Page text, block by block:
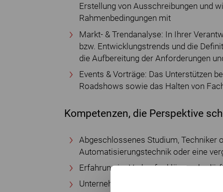
Erstellung von Ausschreibungen und
Rahmenbedingungen mit
Markt- & Trendanalyse: In Ihrer
bzw. Entwicklungstrends und die
die Aufbereitung der Anforderungen
Events & Vorträge: Das Unterstützen
Roadshows sowie das Halten von
Kompetenzen, die Perspektive
Abgeschlossenes Studium, Techniker
Automatisierungstechnik oder eine
Erfahrung im Verkauf
UnternehmerischeDenkweise und ein